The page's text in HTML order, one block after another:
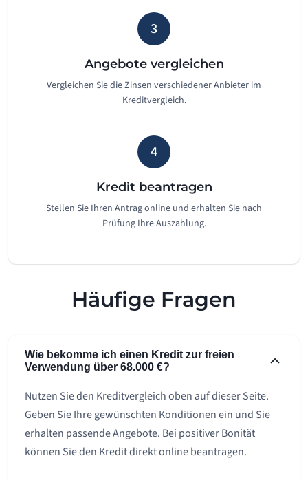
3
Angebote vergleichen
Vergleichen Sie die Zinsen verschiedener Anbieter im
Kreditvergleich.
4
Kredit beantragen
Stellen Sie Ihren Antrag online und erhalten Sie nach
Prüfung Ihre Auszahlung.
Häufige Fragen
Wie bekomme ich einen Kredit zur freien
Verwendung über 68.000 €?
Nutzen Sie den Kreditvergleich oben auf dieser Seite.
Geben Sie Ihre gewünschten Konditionen ein und Sie
erhalten passende Angebote. Bei positiver Bonität
können Sie den Kredit direkt online beantragen.